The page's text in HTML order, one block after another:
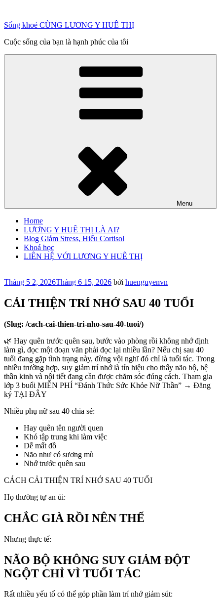
phần
dung
Sống khoẻ CÙNG LƯƠNG Y HUÊ THỊ
Cuộc sống của bạn là hạnh phúc của tôi
Menu
Home
LƯƠNG Y HUÊ THỊ LÀ AI?
Blog Giảm Stress, Hiểu Cortisol
Khoá học
LIÊN HỆ VỚI LƯƠNG Y HUÊ THỊ
Đăng
Tháng 5 2, 2026Tháng 6 15, 2026 bởi huenguyenvn
CẢI THIỆN TRÍ NHỚ SAU 40 TUỔI
(Slug: /cach-cai-thien-tri-nho-sau-40-tuoi/)
🌿 Hay quên trước quên sau, bước vào phòng rồi không nhớ định
làm gì, đọc một đoạn văn phải đọc lại nhiều lần? Nếu chị sau 40
tuổi đang gặp tình trạng này, đừng vội nghĩ đó chỉ là tuổi tác. Trong
nhiều trường hợp, suy giảm trí nhớ là tín hiệu cho thấy não bộ, hệ
thần kinh và nội tiết đang cần được chăm sóc đúng cách. Tham gia
lớp 3 buổi MIỄN PHÍ “Đánh Thức Sức Khỏe Nữ Thần” → Đăng
ký TẠI ĐÂY
Nhiều phụ nữ sau 40 chia sẻ:
Hay quên tên người quen
Khó tập trung khi làm việc
Dễ mất đồ
Não như có sương mù
Nhớ trước quên sau
CÁCH CẢI THIỆN TRÍ NHỚ SAU 40 TUỔI
Họ thường tự an ủi:
CHẮC GIÀ RỒI NÊN THẾ
Nhưng thực tế:
NÃO BỘ KHÔNG SUY GIẢM ĐỘT
NGỘT CHỈ VÌ TUỔI TÁC
Rất nhiều yếu tố có thể góp phần làm trí nhớ giảm sút: